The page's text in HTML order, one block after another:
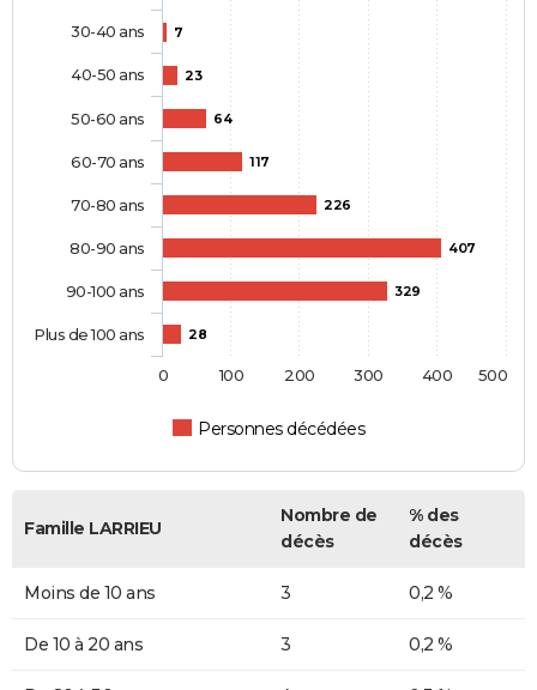
7
23
64
117
226
407
329
28
Personnes décédées
30-40 ans
40-50 ans
50-60 ans
60-70 ans
70-80 ans
80-90 ans
90-100 ans
Plus de 100 ans
0 100 200 300 400 500
Famille LARRIEU
Nombre de
décès
% des
décès
Moins de 10 ans 3 0,2 %
De 10 à 20 ans 3 0,2 %